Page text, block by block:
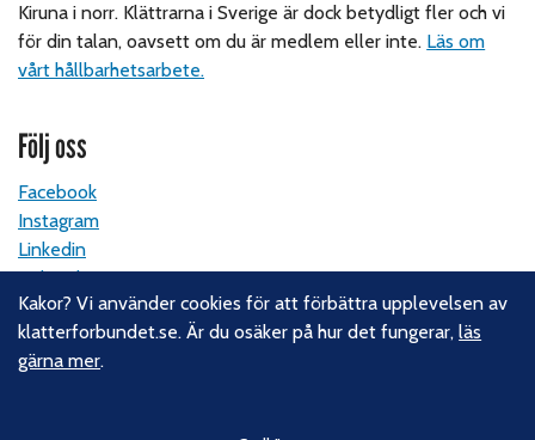
Kiruna i norr. Klättrarna i Sverige är dock betydligt fler och vi
för din talan, oavsett om du är medlem eller inte. Läs om
vårt hållbarhetsarbete.
Följ oss
Facebook
Instagram
Linkedin
Nyhetsbrev
Kontakt
Kakor? Vi använder cookies för att förbättra upplevelsen av
klatterforbundet.se. Är du osäker på hur det fungerar,läs
gärna mer.